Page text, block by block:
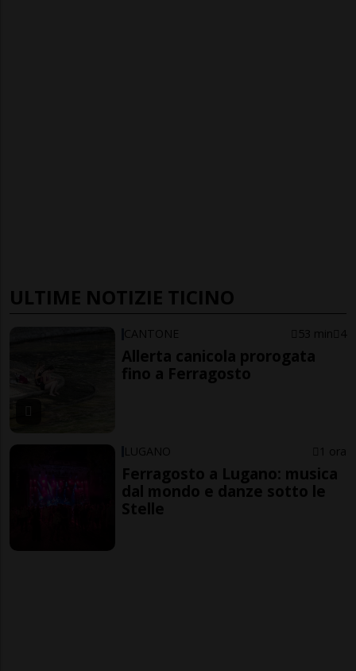
ULTIME NOTIZIE TICINO
CANTONE 53 min 4
Allerta canicola prorogata
fino a Ferragosto
LUGANO 1 ora
Ferragosto a Lugano: musica
dal mondo e danze sotto le
Stelle